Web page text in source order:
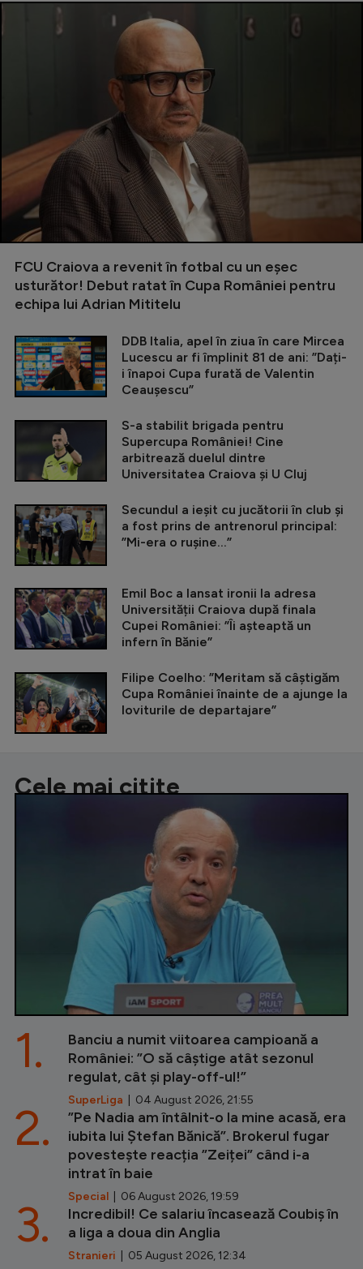
FCU Craiova a revenit în fotbal cu un eșec
usturător! Debut ratat în Cupa României pentru
echipa lui Adrian Mititelu
DDB Italia, apel în ziua în care Mircea
Lucescu ar fi împlinit 81 de ani: ”Dați-
i înapoi Cupa furată de Valentin
Ceaușescu”
S-a stabilit brigada pentru
Supercupa României! Cine
arbitrează duelul dintre
Universitatea Craiova și U Cluj
Secundul a ieșit cu jucătorii în club și
a fost prins de antrenorul principal:
”Mi-era o rușine...”
Emil Boc a lansat ironii la adresa
Universității Craiova după finala
Cupei României: ”Îi așteaptă un
infern în Bănie”
Filipe Coelho: ”Meritam să câștigăm
Cupa României înainte de a ajunge la
loviturile de departajare”
Cele mai citite
Banciu a numit viitoarea campioană a
României: ”O să câștige atât sezonul
regulat, cât și play-off-ul!”
SuperLiga | 04 August 2026, 21:55
1.
”Pe Nadia am întâlnit-o la mine acasă, era
iubita lui Ștefan Bănică”. Brokerul fugar
povestește reacția ”Zeiței” când i-a
intrat în baie
Special | 06 August 2026, 19:59
2.
Incredibil! Ce salariu încasează Coubiș în
a liga a doua din Anglia
Stranieri | 05 August 2026, 12:34
3.